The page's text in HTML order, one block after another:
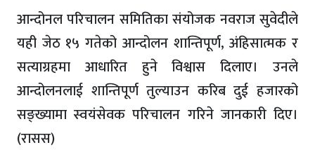
आन्दोनल परिचालन समितिका संयोजक नवराज सुवेदीले
यही जेठ १५ गतेको आन्दोलन शान्तिपूर्ण, अंहिसात्मक र
सत्याग्रहमा आधारित हुने विश्वास दिलाए। उनले
आन्दोलनलाई शान्तिपूर्ण तुल्याउन करिब दुई हजारको
सङ्ख्यामा स्वयंसेवक परिचालन गरिने जानकारी दिए।
(रासस)